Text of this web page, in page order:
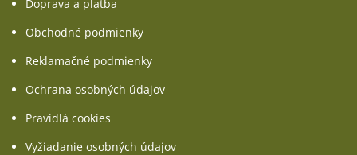
Doprava a platba
Obchodné podmienky
Reklamačné podmienky
Ochrana osobných údajov
Pravidlá cookies
Vyžiadanie osobných údajov